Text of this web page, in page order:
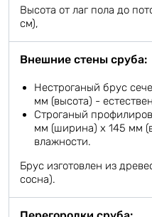
Высота от лаг пола до
см),
Внешние стены сруба:
Нестроганый брус
мм (высота) -
Строганый
мм (ширина) х 145 мм
влажности.
Брус изготовлен из
сосна).